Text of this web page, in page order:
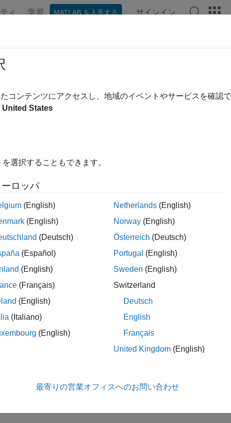
ィ 学習 MATLAB を入手する サインイン
コンテンツにアクセスし、地域のイベントやサービスを確認
United States
選択することもできます。
ーロッパ
(English)
(English)
(Deutsch)
(Español)
(English)
(Français)
(English)
(Italiano)
(English)
Netherlands (English)
Norway (English)
Österreich (Deutsch)
Portugal (English)
Sweden (English)
Switzerland
Deutsch
English
Français
United Kingdom (English)
最寄りの営業オフィスへのお問い合わせ